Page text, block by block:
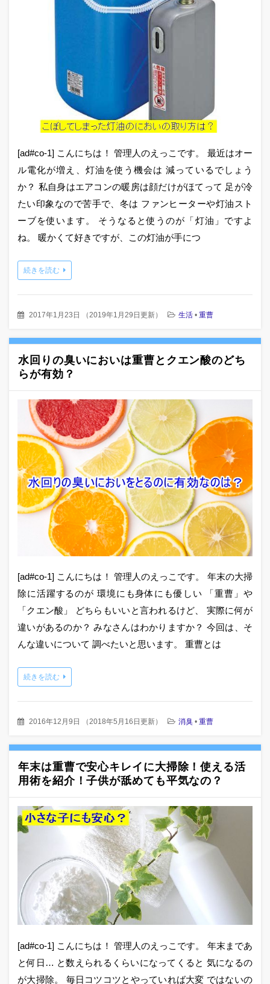
[ad#co-1] こんにちは！ 管理人のえっこです。 最近はオー
ル電化が増え、灯油を使う機会は 減っているでしょう
か？ 私自身はエアコンの暖房は顔だけがほてって 足が冷
たい印象なので苦手で、冬は ファンヒーターや灯油スト
ーブを使います。 そうなると使うのが「灯油」ですよ
ね。 暖かくて好きですが、この灯油が手につ
続きを読む
2017年1月23日 （2019年1月29日更新） 生活 • 重曹
水回りの臭いにおいは重曹とクエン酸のどち
らが有効？
[ad#co-1] こんにちは！ 管理人のえっこです。 年末の大掃
除に活躍するのが 環境にも身体にも優しい 「重曹」や
「クエン酸」 どちらもいいと言われるけど、 実際に何が
違いがあるのか？ みなさんはわかりますか？ 今回は、そ
んな違いについて 調べたいと思います。 重曹とは
続きを読む
2016年12月9日 （2018年5月16日更新） 消臭 • 重曹
年末は重曹で安心キレイに大掃除！使える活
用術を紹介！子供が舐めても平気なの？
[ad#co-1] こんにちは！ 管理人のえっこです。 年末まであ
と何日… と数えられるくらいになってくると 気になるの
が大掃除。 毎日コツコツとやっていれば大変 ではないの